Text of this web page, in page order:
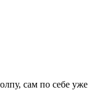
сам по себе уже